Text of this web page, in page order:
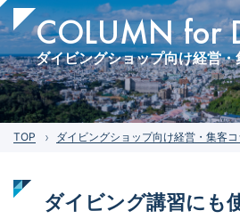
COLUMN for
ダイビングショップ向け経営・
TOP ダイビングショップ向け経営・集客コ
ダイビング講習にも